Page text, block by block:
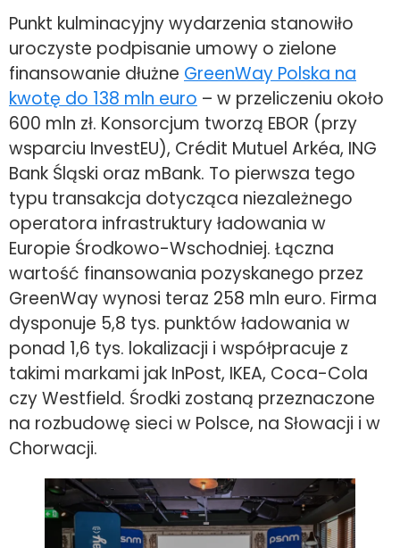
Punkt kulminacyjny wydarzenia stanowiło
uroczyste podpisanie umowy o zielone
finansowanie dłużne GreenWay Polska na
kwotę do 138 mln euro – w przeliczeniu około
600 mln zł. Konsorcjum tworzą EBOR (przy
wsparciu InvestEU), Crédit Mutuel Arkéa, ING
Bank Śląski oraz mBank. To pierwsza tego
typu transakcja dotycząca niezależnego
operatora infrastruktury ładowania w
Europie Środkowo-Wschodniej. Łączna
wartość finansowania pozyskanego przez
GreenWay wynosi teraz 258 mln euro. Firma
dysponuje 5,8 tys. punktów ładowania w
ponad 1,6 tys. lokalizacji i współpracuje z
takimi markami jak InPost, IKEA, Coca-Cola
czy Westfield. Środki zostaną przeznaczone
na rozbudowę sieci w Polsce, na Słowacji i w
Chorwacji.